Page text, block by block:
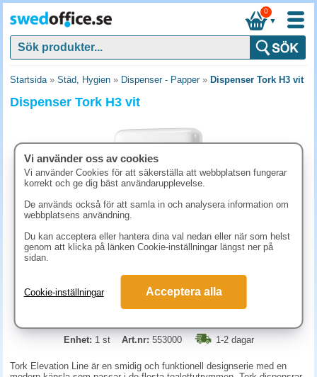
▼
0
Startsida» Städ, Hygien » Dispenser - Papper» Dispenser Tork H3 vit
Dispenser Tork H3 vit
942.50 kr
KÖP
Enhet: 1 st Art.nr: 553000 1-2 dagar
Tork Elevation Line är en smidig och funktionell designserie med en
Vi använder oss av cookies
Vi använder Cookies för att säkerställa att webbplatsen fungerar
korrekt och ge dig bäst användarupplevelse.
De används också för att samla in och analysera information om
webbplatsens användning.
Du kan acceptera eller hantera dina val nedan eller när som helst
genom att klicka på länken Cookie-inställningar längst ner på
sidan.
Cookie-inställningar Acceptera alla